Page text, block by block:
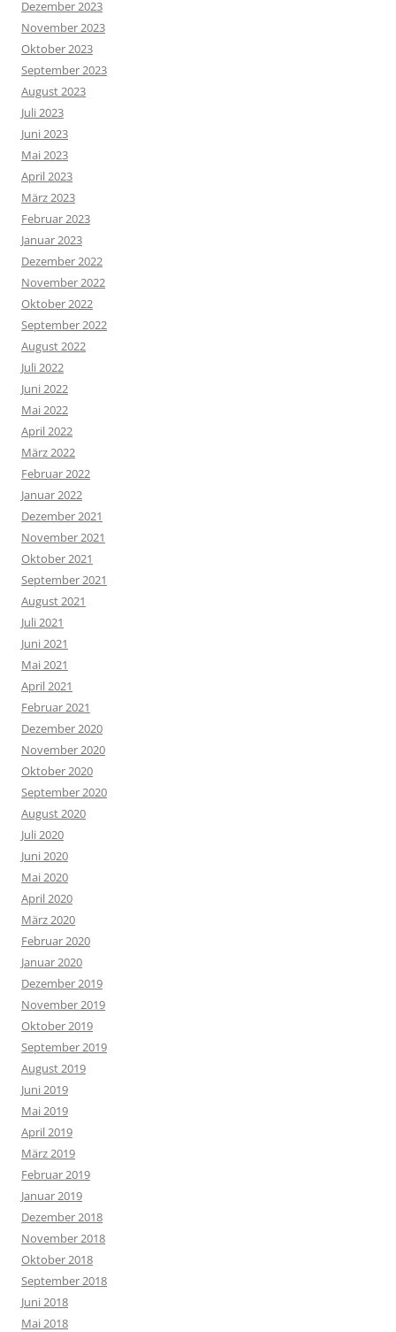
Dezember 2023
November 2023
Oktober 2023
September 2023
August 2023
Juli 2023
Juni 2023
Mai 2023
April 2023
März 2023
Februar 2023
Januar 2023
Dezember 2022
November 2022
Oktober 2022
September 2022
August 2022
Juli 2022
Juni 2022
Mai 2022
April 2022
März 2022
Februar 2022
Januar 2022
Dezember 2021
November 2021
Oktober 2021
September 2021
August 2021
Juli 2021
Juni 2021
Mai 2021
April 2021
Februar 2021
Dezember 2020
November 2020
Oktober 2020
September 2020
August 2020
Juli 2020
Juni 2020
Mai 2020
April 2020
März 2020
Februar 2020
Januar 2020
Dezember 2019
November 2019
Oktober 2019
September 2019
August 2019
Juni 2019
Mai 2019
April 2019
März 2019
Februar 2019
Januar 2019
Dezember 2018
November 2018
Oktober 2018
September 2018
Juni 2018
Mai 2018